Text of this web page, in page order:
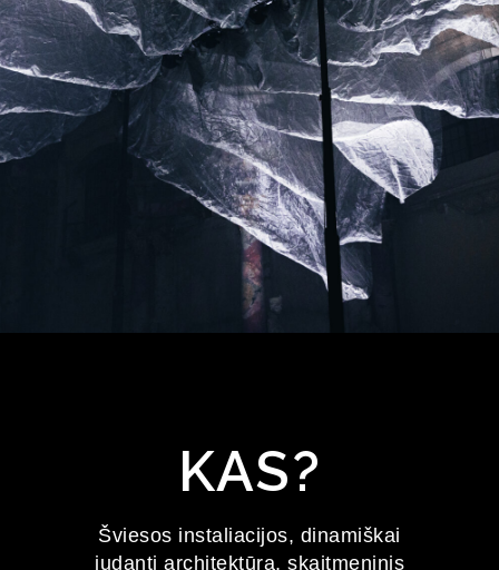
ŠVIESŲ
FESTIVALIS
KAS?
Šviesos instaliacijos, dinamiškai
judanti architektūra, skaitmeninis